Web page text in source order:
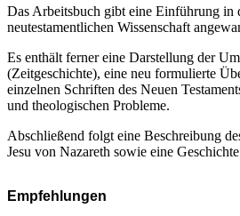
Das Arbeitsbuch gibt eine Einführung in
neutestamentlichen Wissenschaft
Es enthält ferner eine Darstellung der
(Zeitgeschichte), eine neu formulierte
einzelnen Schriften des Neuen
und theologischen Probleme.
Abschließend folgt eine Beschreibung
Jesu von Nazareth sowie eine
Empfehlungen